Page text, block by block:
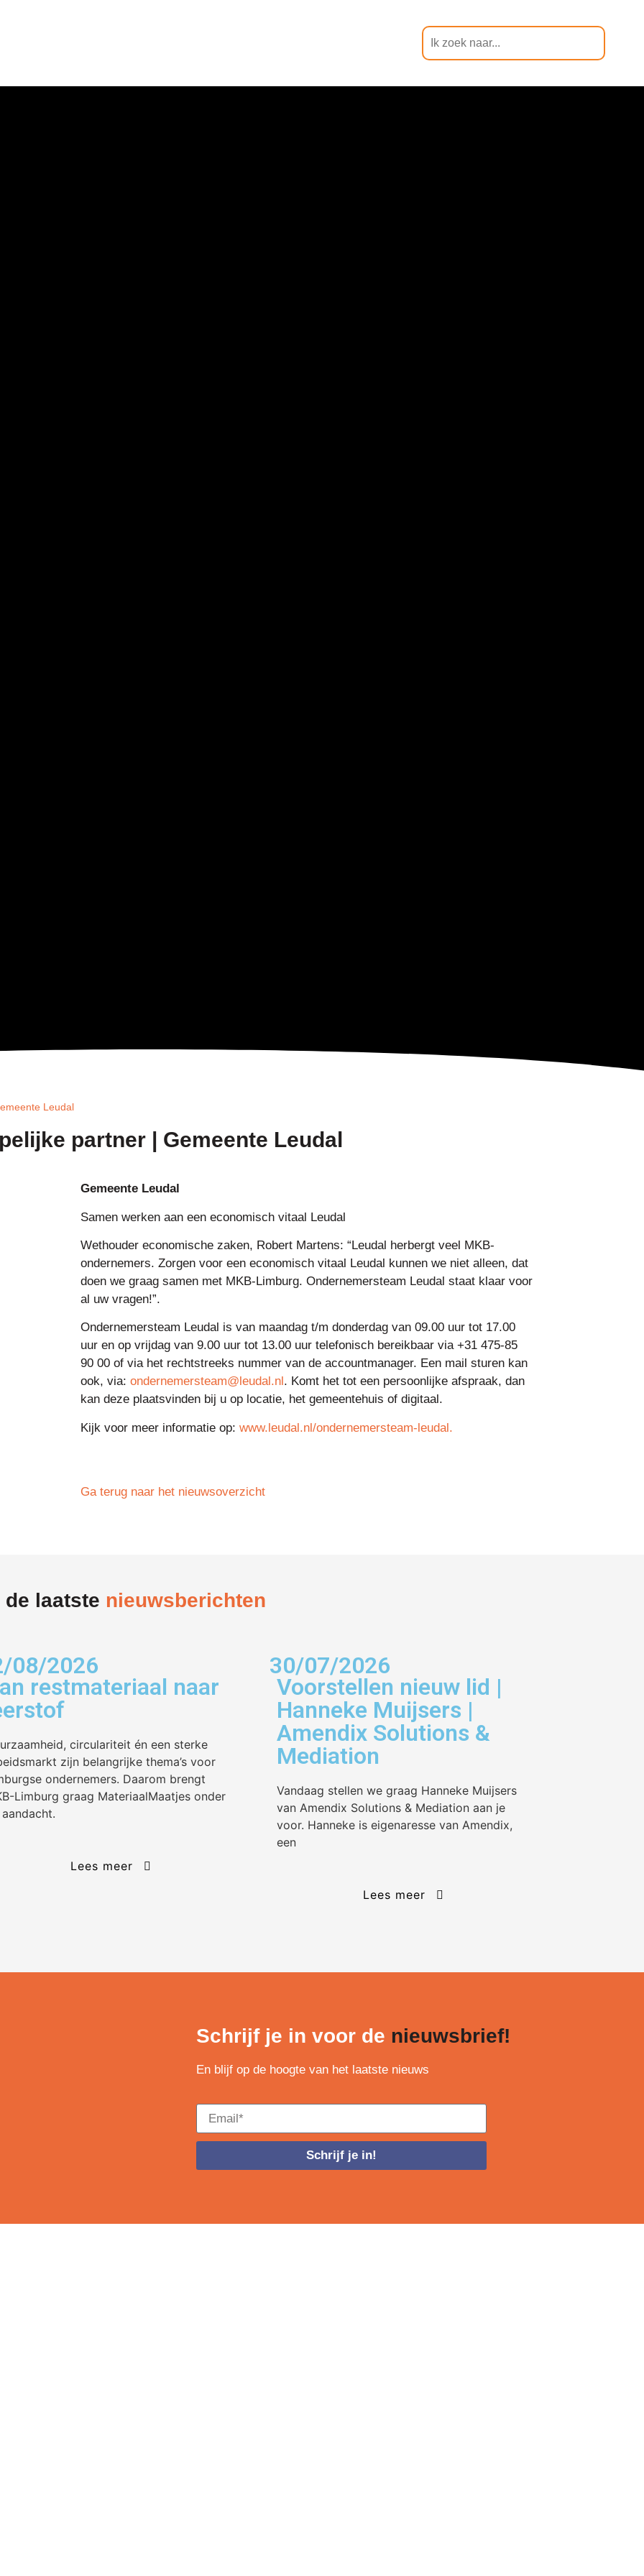
Leudal
partner | Gemeente Leudal
Gemeente Leudal
Samen werken aan een economisch vitaal Leudal
Wethouder economische zaken, Robert Martens: “Leudal herbergt veel MKB-
ondernemers. Zorgen voor een economisch vitaal Leudal kunnen we niet alleen, dat
doen we graag samen met MKB-Limburg. Ondernemersteam Leudal staat klaar voor
al uw vragen!”.
Ondernemersteam Leudal is van maandag t/m donderdag van 09.00 uur tot 17.00
uur en op vrijdag van 9.00 uur tot 13.00 uur telefonisch bereikbaar via +31 475-85
90 00 of via het rechtstreeks nummer van de accountmanager. Een mail sturen kan
ook, via: ondernemersteam@leudal.nl . Komt het tot een persoonlijke afspraak, dan
kan deze plaatsvinden bij u op locatie, het gemeentehuis of digitaal.
Kijk voor meer informatie op: www.leudal.nl/ondernemersteam-leudal.
Ga terug naar het nieuwsoverzicht
de laatste nieuwsberichten
08/2026
restmateriaal naar
circulariteit én een sterke
zijn belangrijke thema’s voor
ondernemers. Daarom brengt
Limburg graag MateriaalMaatjes onder
Lees meer
30/07/2026
Voorstellen nieuw lid |
Hanneke Muijsers |
Amendix Solutions &
Mediation
Vandaag stellen we graag Hanneke Muijsers
van Amendix Solutions & Mediation aan je
voor. Hanneke is eigenaresse van Amendix,
een
Lees meer
Schrijf je in voor de nieuwsbrief!
En blijf op de hoogte van het laatste nieuws
Schrijf je in!